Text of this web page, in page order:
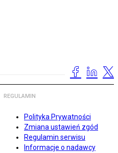
REGULAMIN
Polityka Prywatności
Zmiana ustawień zgód
Regulamin serwisu
Informacje o nadawcy